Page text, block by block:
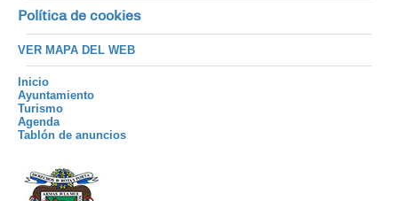
Política de cookies
VER MAPA DEL WEB
Inicio
Ayuntamiento
Turismo
Agenda
Tablón de anuncios